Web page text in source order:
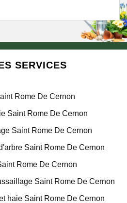
SERVICES
Rome De Cernon
Saint Rome De Cernon
Saint Rome De Cernon
Saint Rome De Cernon
Rome De Cernon
Saint Rome De Cernon
haie Saint Rome De Cernon